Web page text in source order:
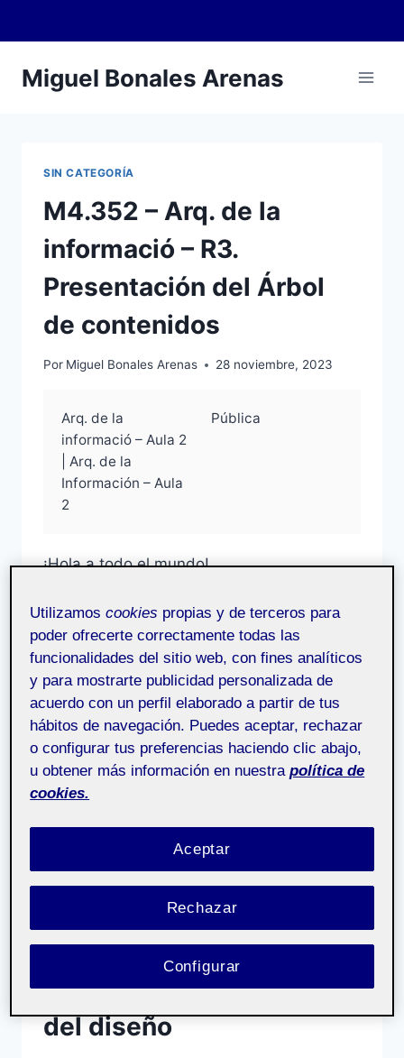
Miguel Bonales Arenas
SIN CATEGORÍA
M4.352 – Arq. de la
informació – R3.
Presentación del Árbol
de contenidos
Por Miguel Bonales Arenas 28 noviembre, 2023
Arq. de la
informació – Aula 2
| Arq. de la
Información – Aula
2
Pública
¡Hola a todo el mundo!
de contenido a partir de un Card Sorting
realizado previamente. Como primer paso
de esta práctica tuvimos que realizar un
«inventario de contenidos» de toda la
información que pudiera contener nuestra
aplicación….
LEER MÁSM4.352
DE
–
DEL
SIN CATEGORÍA
R2 Prototipado –
Prototipado y
construcción sistémica
del diseño
Utilizamoscookies propias y de terceros para
poder ofrecerte correctamente todas las
funcionalidades del sitio web, con fines analíticos
y para mostrarte publicidad personalizada de
acuerdo con un perfil elaborado a partir de tus
hábitos de navegación. Puedes aceptar, rechazar
o configurar tus preferencias haciendo clic abajo,
u obtener más información en nuestra política de
cookies.
Rechazar
Aceptar
Configurar